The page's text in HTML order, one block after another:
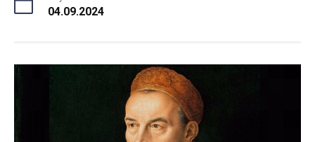
04.09.2024